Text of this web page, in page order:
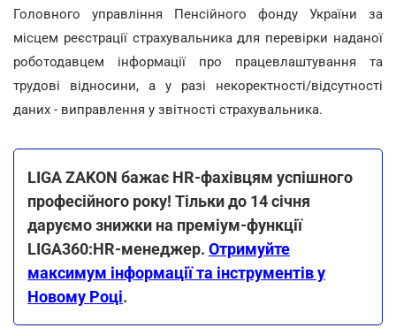
Головного управління Пенсійного фонду України за
місцем реєстрації страхувальника для перевірки наданої
роботодавцем інформації про працевлаштування та
трудові відносини, а у разі некоректності/відсутності
даних - виправлення у звітності страхувальника.
LIGA ZAKON бажає HR-фахівцям успішного
професійного року! Тільки до 14 січня
даруємо знижки на преміум-функції
LIGA360:HR-менеджер. Отримуйте
максимум інформації та інструментів у
Новому Році.